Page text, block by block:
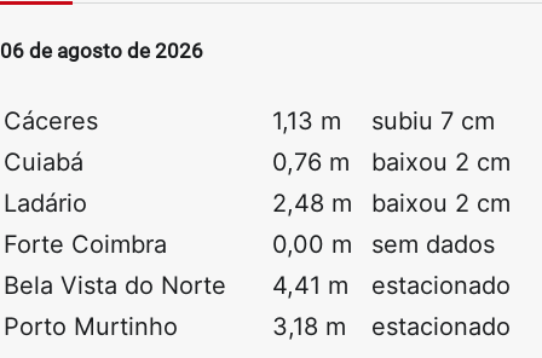
06 de agosto de 2026
Cáceres 1,13 m
subiu 7 cm
Cuiabá
0,76 m
baixou 2 cm
Ladário
2,48 m
baixou 2 cm
Forte Coimbra
0,00 m
sem dados
Bela Vista do Norte
4,41 m
estacionado
Porto Murtinho
3,18 m estacionado